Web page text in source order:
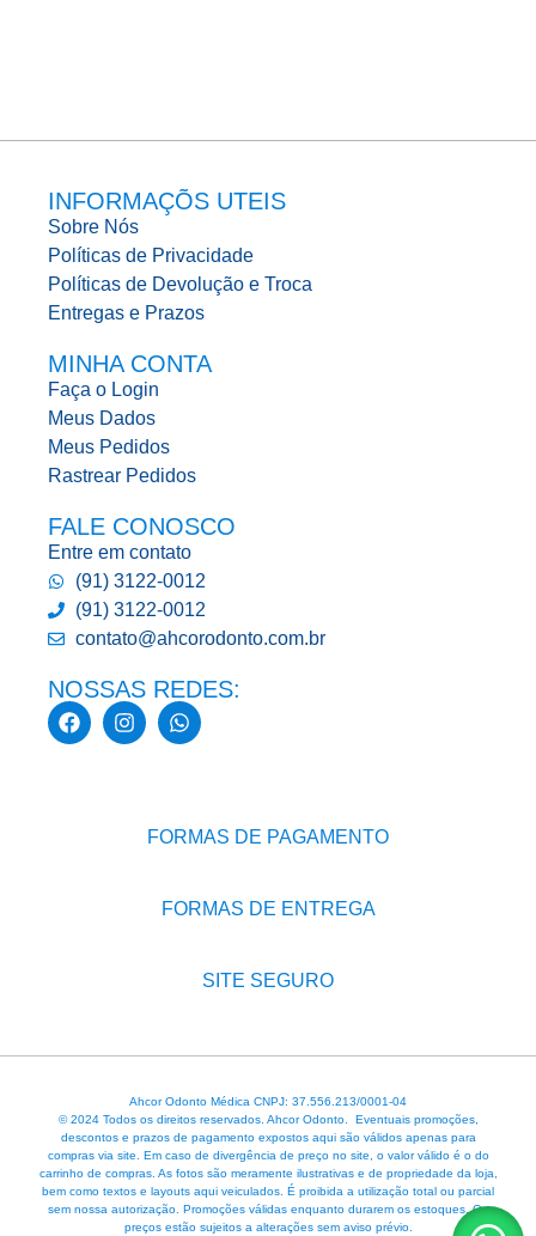
INFORMAÇÕS UTEIS
Sobre Nós
Políticas de Privacidade
Políticas de Devolução e Troca
Entregas e Prazos
MINHA CONTA
Faça o Login
Meus Dados
Meus Pedidos
Rastrear Pedidos
FALE CONOSCO
Entre em contato
(91) 3122-0012
(91) 3122-0012
contato@ahcorodonto.com.br
NOSSAS REDES:
FORMAS DE PAGAMENTO
FORMAS DE ENTREGA
SITE SEGURO
Ahcor Odonto Médica CNPJ: 37.556.213/0001-04
© 2024 Todos os direitos reservados. Ahcor Odonto. Eventuais promoções,
descontos e prazos de pagamento expostos aqui são válidos apenas para
compras via site. Em caso de divergência de preço no site, o valor válido é o do
carrinho de compras. As fotos são meramente ilustrativas e de propriedade da loja,
bem como textos e layouts aqui veiculados. É proibida a utilização total ou parcial
sem nossa autorização. Promoções válidas enquanto durarem os estoques. Os
preços estão sujeitos a alterações sem aviso prévio.